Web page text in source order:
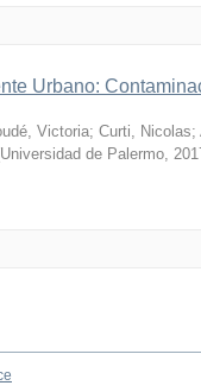
Urbano:
Victoria; Curti, Nicolas;
Universidad de Palermo,